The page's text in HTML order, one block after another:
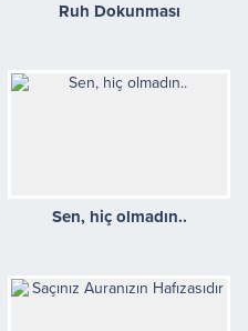
Ruh Dokunması
Sen, hiç olmadın..